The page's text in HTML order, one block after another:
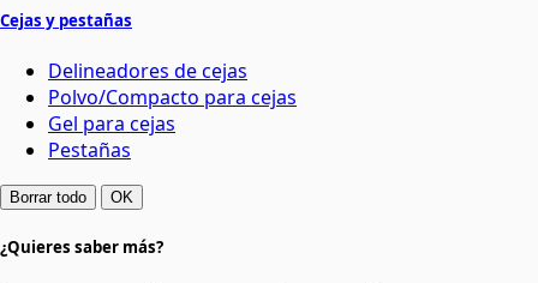
Cejas y pestañas
Delineadores de cejas
Polvo/Compacto para cejas
Gel para cejas
Pestañas
Borrar todo OK
¿Quieres saber más?